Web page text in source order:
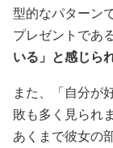
型的なパターンで
プレゼントであ
いる」と感じら
また、「自分が
敗も多く見られま
あくまで彼女の